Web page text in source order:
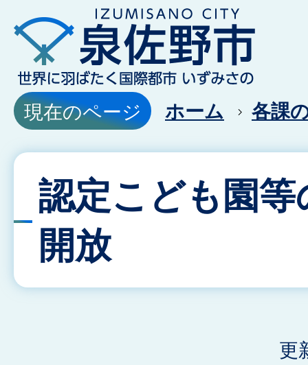
現在のページ ホーム 各課
認定こども園等
開放
更